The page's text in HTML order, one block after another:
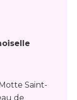
Saint-
de